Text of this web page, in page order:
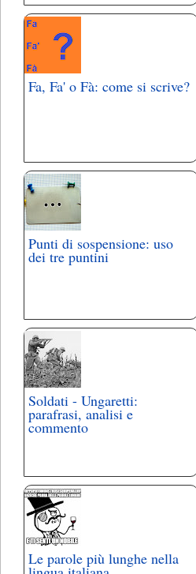
Fa, Fa' o Fà: come si scrive?
Punti di sospensione: uso
dei tre puntini
Soldati - Ungaretti:
parafrasi, analisi e
commento
Le parole più lunghe nella